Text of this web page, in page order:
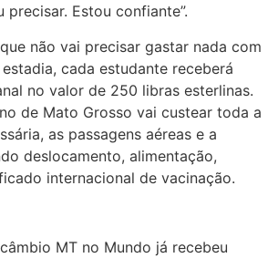
Estou confiante”.
não vai precisar gastar nada com
cada estudante receberá
no valor de 250 libras esterlinas.
de Mato Grosso vai custear toda a
as passagens aéreas e a
deslocamento, alimentação,
internacional de vacinação.
MT no Mundo já recebeu